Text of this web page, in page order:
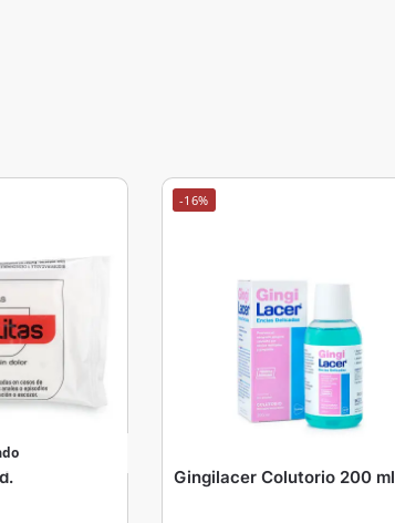
-16%
Gingilacer Colutorio 200 ml